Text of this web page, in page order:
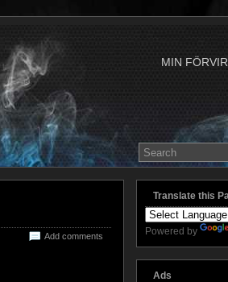
MIN
Add comments
Translate this
Powered by
Ads